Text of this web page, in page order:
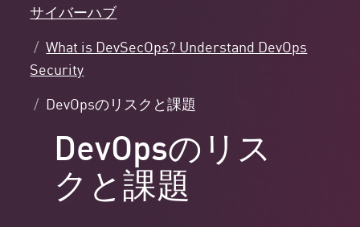
サイバーハブ
What is DevSecOps? Understand DevOps
Security
DevOpsのリスクと課題
DevOpsのリス
クと課題